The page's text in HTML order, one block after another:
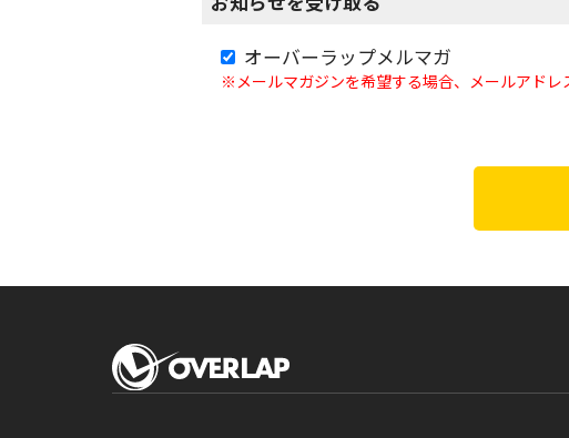
オーバーラップメルマガ
※メールマガジンを希望する場合、メールアドレ